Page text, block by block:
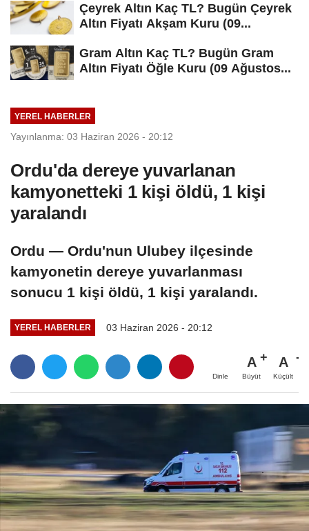
Çeyrek Altın Kaç TL? Bugün Çeyrek
Altın Fiyatı Akşam Kuru (09...
Gram Altın Kaç TL? Bugün Gram
Altın Fiyatı Öğle Kuru (09 Ağustos...
YEREL HABERLER
Yayınlanma: 03 Haziran 2026 - 20:12
Ordu'da dereye yuvarlanan
kamyonetteki 1 kişi öldü, 1 kişi
yaralandı
Ordu — Ordu'nun Ulubey ilçesinde
kamyonetin dereye yuvarlanması
sonucu 1 kişi öldü, 1 kişi yaralandı.
YEREL HABERLER 03 Haziran 2026 - 20:12
Dinle
A
Büyüt
A
Küçült